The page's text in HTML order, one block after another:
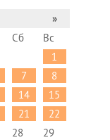
»
Сб
Вс
1
7
8
14
15
21
22
28
29